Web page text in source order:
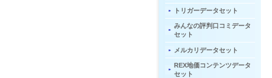
トリガーデータセット
みんなの評判口コミデータ
セット
メルカリデータセット
REX地価コンテンツデータ
セット